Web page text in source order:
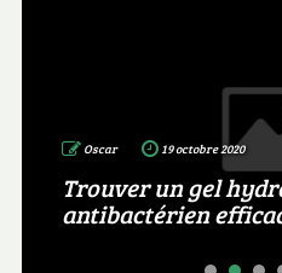
Oscar 19 octobre 2020
Trouver un gel
antibactérien